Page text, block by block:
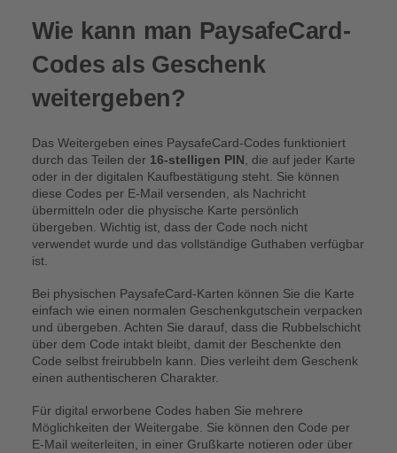
Wie kann man PaysafeCard-
Codes als Geschenk
weitergeben?
Das Weitergeben eines PaysafeCard-Codes funktioniert
durch das Teilen der 16-stelligen PIN , die auf jeder Karte
oder in der digitalen Kaufbestätigung steht. Sie können
diese Codes per E-Mail versenden, als Nachricht
übermitteln oder die physische Karte persönlich
übergeben. Wichtig ist, dass der Code noch nicht
verwendet wurde und das vollständige Guthaben verfügbar
ist.
Bei physischen PaysafeCard-Karten können Sie die Karte
einfach wie einen normalen Geschenkgutschein verpacken
und übergeben. Achten Sie darauf, dass die Rubbelschicht
über dem Code intakt bleibt, damit der Beschenkte den
Code selbst freirubbeln kann. Dies verleiht dem Geschenk
einen authentischeren Charakter.
Für digital erworbene Codes haben Sie mehrere
Möglichkeiten der Weitergabe. Sie können den Code per
E-Mail weiterleiten, in einer Grußkarte notieren oder über